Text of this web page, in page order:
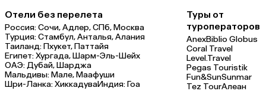
Отели без перелета
Россия:Сочи,Адлер,СПб,Москва
Турция:Стамбул,Анталья,Алания
Таиланд:Пхукет,Паттайя
Египет:Хургада,Шарм-Эль-Шейх
ОАЭ:Дубай,Шарджа
Мальдивы:Мале,Маафуши
Шри-Ланка:ХиккадуваИндия:Гоа
Туры от
туроператоров
AnexBiblio Globus
Coral Travel
Level.Travel
Pegas Touristik
Fun&SunSunmar
Tez TourАлеан